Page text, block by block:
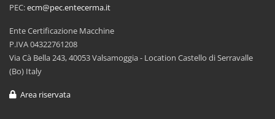
PEC:ecm@pec.entecerma.it
Ente Certificazione Macchine
P.IVA 04322761208
Via Cà Bella 243, 40053 Valsamoggia - Location Castello di Serravalle
(Bo) Italy
Area riservata